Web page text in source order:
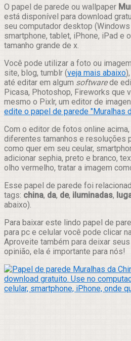
Compartilhar
O papel de parede ou wallpaper
está disponível para download
seu computador desktop (Windows
smartphone, tablet, iPhone, iPad e
tamanho grande de x.
Você pode utilizar a foto ou
site, blog, tumblr (veja mais abaixo
até editar em algum softwarede
Picasa, Photoshop, Fireworks que
mesmo o Pixlr, um editor de
edite o papel de parede "Muralhas
Com o editor de fotos online
diferentes tamanhos e resoluções
como quer em seu ceular,
adicionar sephia, preto e branco,
olho vermelho, tratar a imagem
Esse papel de parede foi
tags: china, da, de, iluminadas,
abaixo).
Para baixar este lindo papel de
para pc e celular você pode clicar
Aproveite também para deixar seus
opinião, ela é importante para nós!